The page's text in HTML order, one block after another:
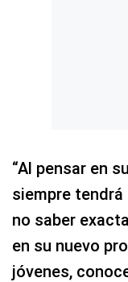
“Al pensar en
siempre
no saber
en su nuevo
jóvenes,